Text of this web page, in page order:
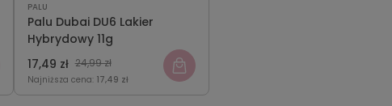
PALU
Palu Dubai DU6 Lakier
Hybrydowy 11g
17,49 zł 24,99 zł
Najniższa cena: 17,49 zł